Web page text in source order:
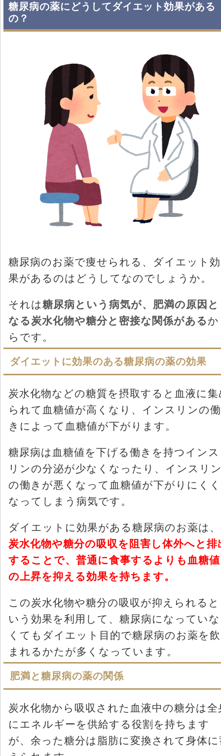
糖尿病の薬にどうしてダイエット効果がある
の？
糖尿病のお薬で痩せられる、ダイエット効
果があるのはどうしてなのでしょうか。
それは 糖尿病という病気が、肥満の原因と
なる炭水化物や糖分と密接な関係がある か
らです。
ダイエットに効果のある糖尿病の薬の効果
炭水化物などの糖質を摂取すると血液に集
られて血糖値が高くなり、インスリンの働
きによって血糖値が下がります。
糖尿病は血糖値を下げる働きを持つインス
リンの分泌が少なくなったり、インスリ
の働きが悪くなって血糖値が下がりにくく
なってしまう病気です。
ダイエットに効果がある糖尿病のお薬は、
炭水化物や糖分の吸収を阻害し体外へと排
することで、普通に食事するよりも血糖値
の上昇を抑える効果を持ちます。
この炭水化物や糖分の吸収が抑えられると
いう効果を利用して、糖尿病になっていな
くてもダイエット目的で糖尿病のお薬を飲
まれるかたが多くなっています。
肥満と糖尿病の薬の関係
炭水化物から吸収された血液中の糖分は全
にエネルギーを供給する役割を持ちます
が、余った糖分は脂肪に変換されて身体に